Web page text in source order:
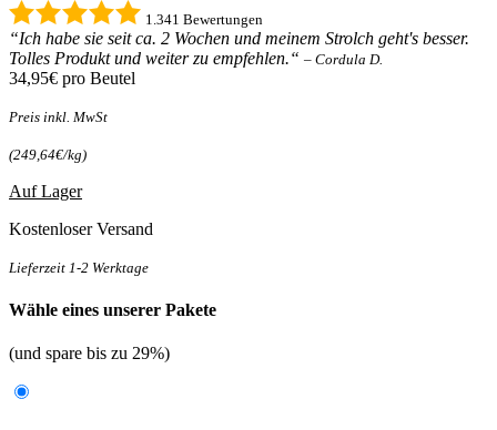
1.341 Bewertungen
“Ich habe sie seit ca. 2 Wochen und meinem Strolch geht's besser.
Tolles Produkt und weiter zu empfehlen.“ – Cordula D.
34,95€ pro Beutel
Preis inkl. MwSt
(249,64€/kg)
Auf Lager
Kostenloser Versand
Lieferzeit 1-2 Werktage
Wähle eines unserer Pakete
(und spare bis zu 29%)